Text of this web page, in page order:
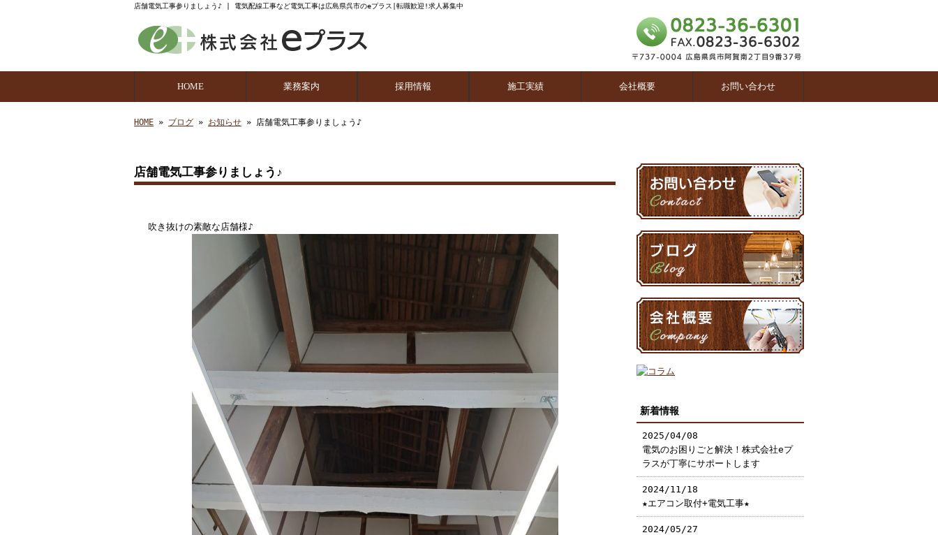
店舗電気工事参りましょう♪ | 電気配線工事など電気工事は広島県呉市のeプラス|転職歓迎!求人募集中
HOME 業務案内
業務の流れ
採用情報 施工実績 会社概要 お問い合わせ
HOME » ブログ » お知らせ » 店舗電気工事参りましょう♪
店舗電気工事参りましょう♪
吹き抜けの素敵な店舗様♪
新着情報
2025/04/08
電気のお困りごと解決！株式会社eプ
ラスが丁寧にサポートします
2024/11/18
★エアコン取付+電気工事★
2024/05/27